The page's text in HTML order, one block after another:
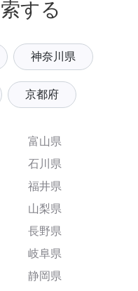
する
神奈川県
京都府
富山県
石川県
福井県
山梨県
長野県
岐阜県
静岡県